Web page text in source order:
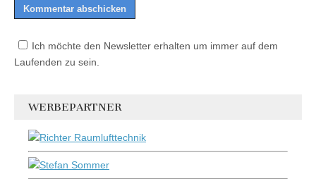
Ich möchte den Newsletter erhalten um immer auf dem
Laufenden zu sein.
WERBEPARTNER